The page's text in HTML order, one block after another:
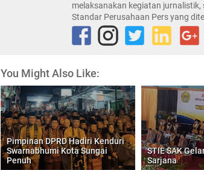
melaksanakan kegiatan
Standar Perusahaan Pers yang
You Might Also Like:
Pimpinan DPRD Hadiri Kenduri
Swarnabhumi Kota Sungai
Penuh
STIE SAK
Sarjana